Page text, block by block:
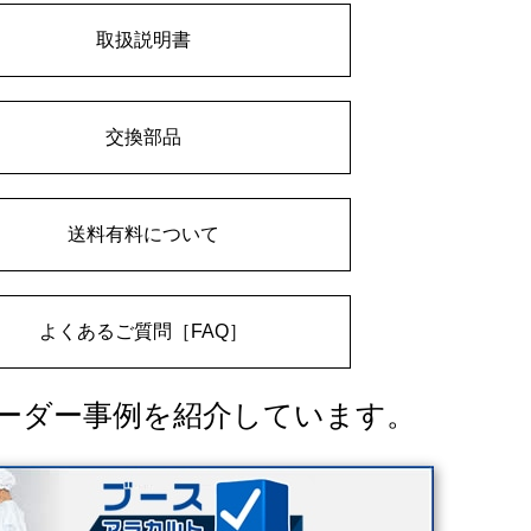
取扱説明書
交換部品
送料有料について
よくあるご質問［FAQ］
ダー事例を紹介しています。